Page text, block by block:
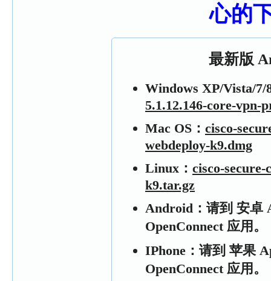
心的
最新版
Windows XP/Vista/7/
5.1.12.146-core-vpn-
Mac OS： cisco-
webdeploy-k9.dmg
Linux： cisco-
k9.tar.gz
Android：请到 安卓
OpenConnect 应用。
IPhone：请到 苹果
OpenConnect 应用。